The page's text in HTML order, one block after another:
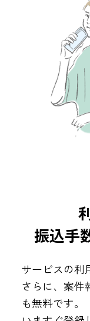
振込手
サービスの利
さらに、案件
も無料です。